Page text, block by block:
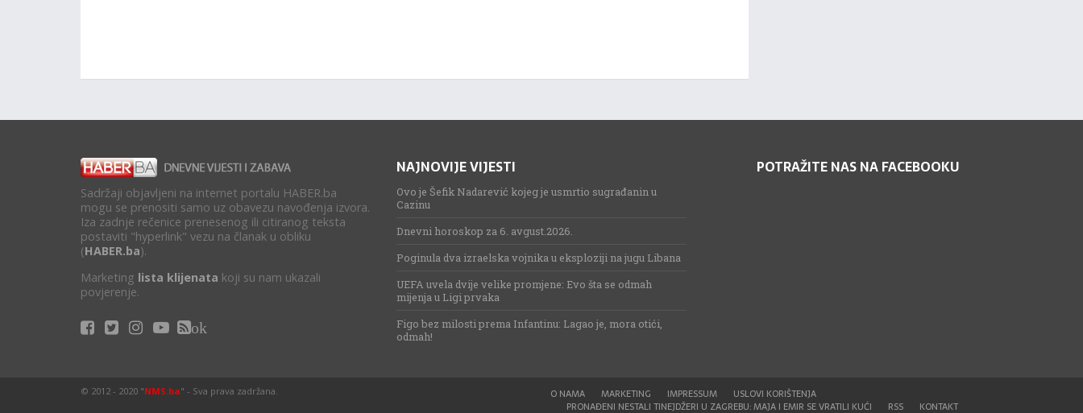
Sadržaji objavljeni na internet portalu HABER.ba
mogu se prenositi samo uz obavezu navođenja izvora.
Iza zadnje rečenice prenesenog ili citiranog teksta
postaviti "hyperlink" vezu na članak u obliku
(HABER.ba).
Marketing lista klijenata koji su nam ukazali
povjerenje.
ok
NAJNOVIJE VIJESTI
Ovo je Šefik Nadarević kojeg je usmrtio sugrađanin u
Cazinu
Dnevni horoskop za 6. avgust.2026.
Poginula dva izraelska vojnika u eksploziji na jugu Libana
UEFA uvela dvije velike promjene: Evo šta se odmah
mijenja u Ligi prvaka
Figo bez milosti prema Infantinu: Lagao je, mora otići,
odmah!
POTRAŽITE NAS NA FACEBOOKU
O NAMA MARKETING IMPRESSUM
USLOVI KORIŠTENJA
PRONAĐENI NESTALI TINEJDŽERI U ZAGREBU: MAJA I EMIR SE VRATILI KUĆI
RSS KONTAKT
© 2012 - 2020 "NMS.ba" - Sva prava zadržana.